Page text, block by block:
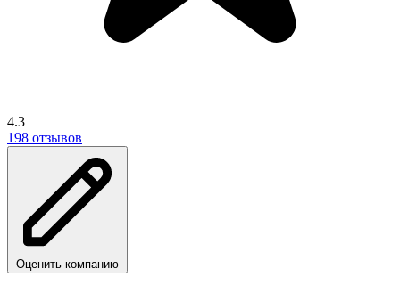
4.3
198 отзывов
Оценить компанию